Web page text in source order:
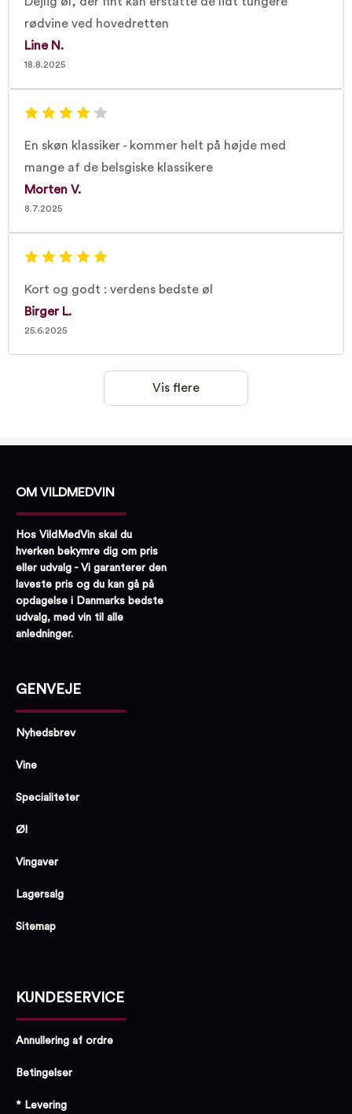
rødvine ved hovedretten
Line N.
18.8.2025
En skøn klassiker - kommer helt på højde med
mange af de belsgiske klassikere
Morten V.
8.7.2025
Kort og godt : verdens bedste øl
Birger L.
25.6.2025
Vis flere
OM VILDMEDVIN
Hos VildMedVin skal du
hverken bekymre dig om pris
eller udvalg - Vi garanterer den
laveste pris og du kan gå på
opdagelse i Danmarks bedste
udvalg, med vin til alle
anledninger.
GENVEJE
Nyhedsbrev
Vine
Specialiteter
Øl
Vingaver
Lagersalg
Sitemap
KUNDESERVICE
Annullering af ordre
Betingelser
* Levering